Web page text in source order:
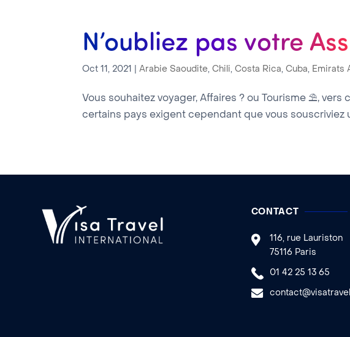
N’oubliez pas votre
Oct 11, 2021 |Arabie Saoudite,Chili,Costa Rica,Cuba, Emirats
Vous souhaitez voyager, Affaires ? ou Tourisme ⛱,
certains pays exigent cependant que vous souscriviez
CONTACT
116, rue Lauriston
75116 Paris
01 42 25 13 65